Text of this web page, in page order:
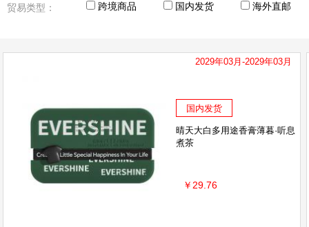
贸易类型：
跨境商品 国内发货 海外直邮
2029年03月-2029年03月
国内发货
晴天大白多用途香膏薄暮·听息
煮茶
￥29.76